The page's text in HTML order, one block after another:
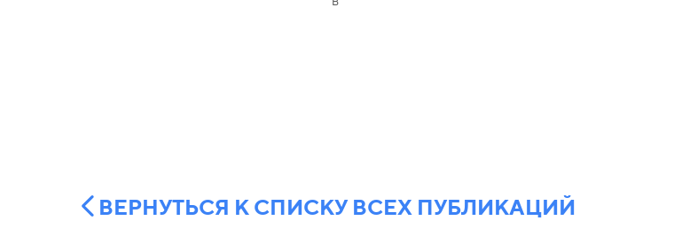
ВЕРНУТЬСЯ К СПИСКУ ВСЕХ ПУБЛИКАЦИЙ